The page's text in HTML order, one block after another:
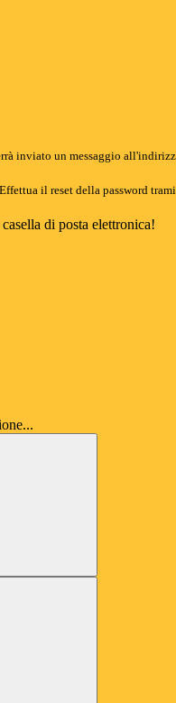
inviato un messaggio
il reset della password
di posta elettronica!